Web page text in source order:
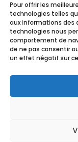
Pour offrir les
technologies telles
aux informations des
technologies nous
comportement de
de ne pas consentir
un effet négatif sur